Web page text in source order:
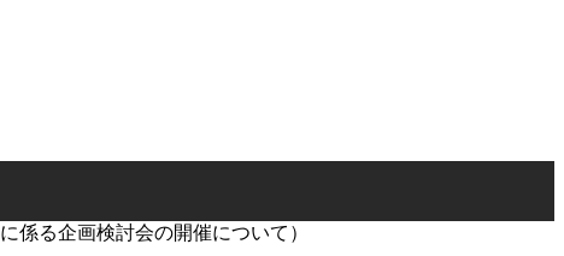
係る企画検討会の開催について）